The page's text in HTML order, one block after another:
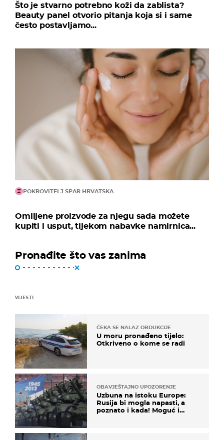
Što je stvarno potrebno koži da zablista?
Beauty panel otvorio pitanja koja si i same
često postavljamo...
POKROVITELJ SPAR HRVATSKA
Omiljene proizvode za njegu sada možete
kupiti i usput, tijekom nabavke namirnica...
Pronađite što vas zanima
VIJESTI
ČEKA SE NALAZ OBDUKCIJE
U moru pronađeno tijelo:
Otkriveno o kome se radi
OBAVJEŠTAJNO UPOZORENJE
Uzbuna na istoku Europe:
Rusija bi mogla napasti, a
poznato i kada! Moguć i